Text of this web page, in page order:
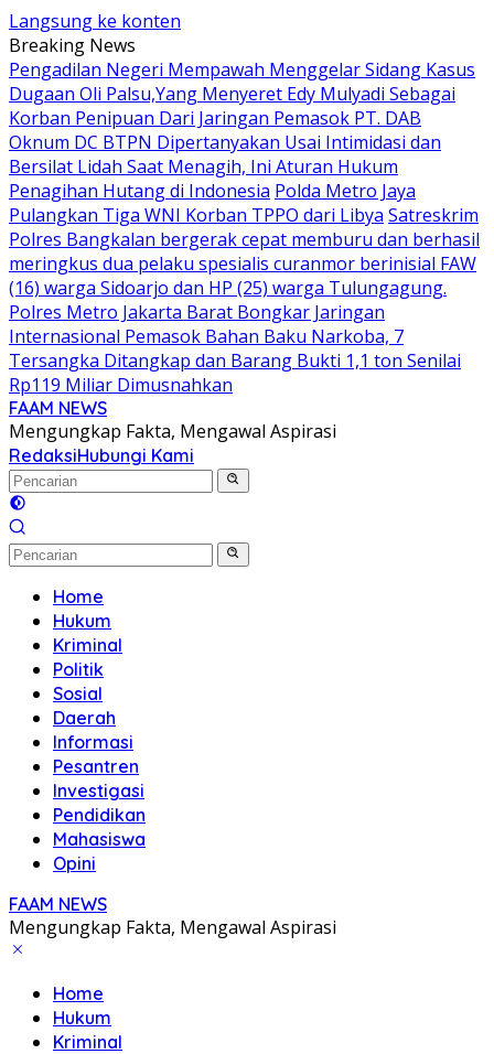
Langsung ke konten
Breaking News
Pengadilan Negeri Mempawah Menggelar Sidang Kasus
Dugaan Oli Palsu,Yang Menyeret Edy Mulyadi Sebagai
Korban Penipuan Dari Jaringan Pemasok PT. DAB
Oknum DC BTPN Dipertanyakan Usai Intimidasi dan
Bersilat Lidah Saat Menagih, Ini Aturan Hukum
Penagihan Hutang di Indonesia Polda Metro Jaya
Pulangkan Tiga WNI Korban TPPO dari Libya Satreskrim
Polres Bangkalan bergerak cepat memburu dan berhasil
meringkus dua pelaku spesialis curanmor berinisial FAW
(16) warga Sidoarjo dan HP (25) warga Tulungagung.
Polres Metro Jakarta Barat Bongkar Jaringan
Internasional Pemasok Bahan Baku Narkoba, 7
Tersangka Ditangkap dan Barang Bukti 1,1 ton Senilai
Rp119 Miliar Dimusnahkan
FAAM NEWS
Mengungkap Fakta, Mengawal Aspirasi
RedaksiHubungi Kami
Home
Hukum
Kriminal
Politik
Sosial
Daerah
Informasi
Pesantren
Investigasi
Pendidikan
Mahasiswa
Opini
FAAM NEWS
Mengungkap Fakta, Mengawal Aspirasi
Home
Hukum
Kriminal